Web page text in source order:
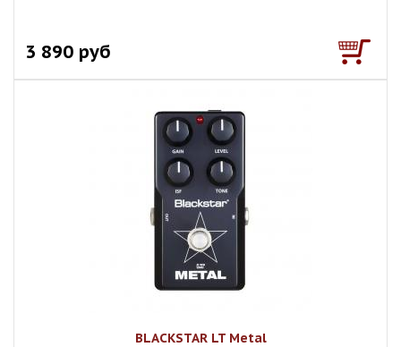
3 890 руб
BLACKSTAR LT Metal